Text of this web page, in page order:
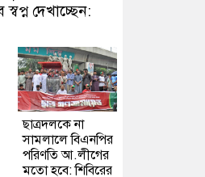
দেখাচ্ছেন:
ছাত্রদলকে না
সামলালে বিএনপির
পরিণতি আ.লীগের
মতো হবে: শিবিরের